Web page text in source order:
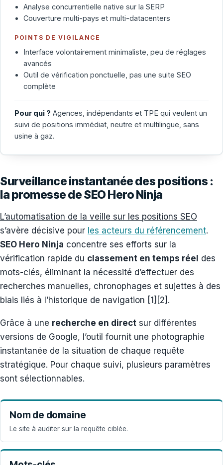
Analyse concurrentielle native sur la SERP
Couverture multi-pays et multi-datacenters
POINTS DE VIGILANCE
Interface volontairement minimaliste, peu de réglages
avancés
Outil de vérification ponctuelle, pas une suite SEO
complète
Pour qui ? Agences, indépendants et TPE qui veulent un
suivi de positions immédiat, neutre et multilingue, sans
usine à gaz.
Surveillance instantanée des positions :
la promesse de SEO Hero Ninja
L’automatisation de la veille sur les positions SEO
s’avère décisive pour les acteurs du référencement.
SEO Hero Ninja concentre ses efforts sur la
vérification rapide du classement en temps réel des
mots-clés, éliminant la nécessité d’effectuer des
recherches manuelles, chronophages et sujettes à des
biais liés à l’historique de navigation [1][2].
Grâce à une recherche en direct sur différentes
versions de Google, l’outil fournit une photographie
instantanée de la situation de chaque requête
stratégique. Pour chaque suivi, plusieurs paramètres
sont sélectionnables.
Nom de domaine
Le site à auditer sur la requête ciblée.